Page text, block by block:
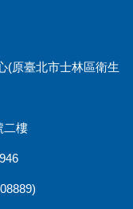
(原臺北市士林區衛生
二樓